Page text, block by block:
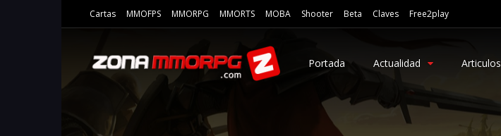
Cartas MMOFPS MMORPG MMORTS MOBA Shooter Beta Claves Free2play
Portada Actualidad Articulos